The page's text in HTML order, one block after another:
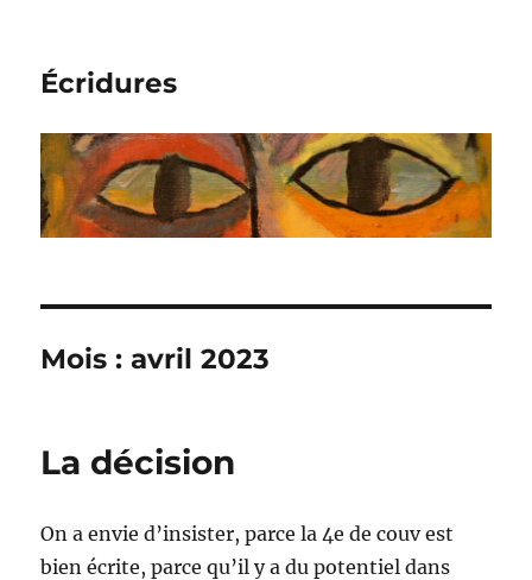
Écridures
Mois :avril 2023
La décision
On a envie d’insister, parce la 4e de couv est
bien écrite, parce qu’il y a du potentiel dans